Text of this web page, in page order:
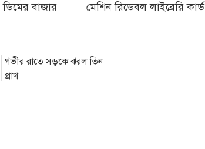
বাজার মেশিন রিডেবল লাইব্রেরি কার্ড
গভীর রাতে সড়কে ঝরল তিন
প্রাণ